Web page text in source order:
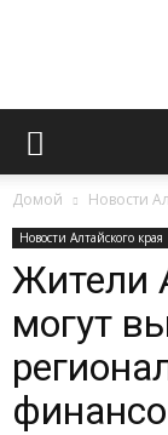
Домой Новости
Новости Алтайского края
Жители
могут